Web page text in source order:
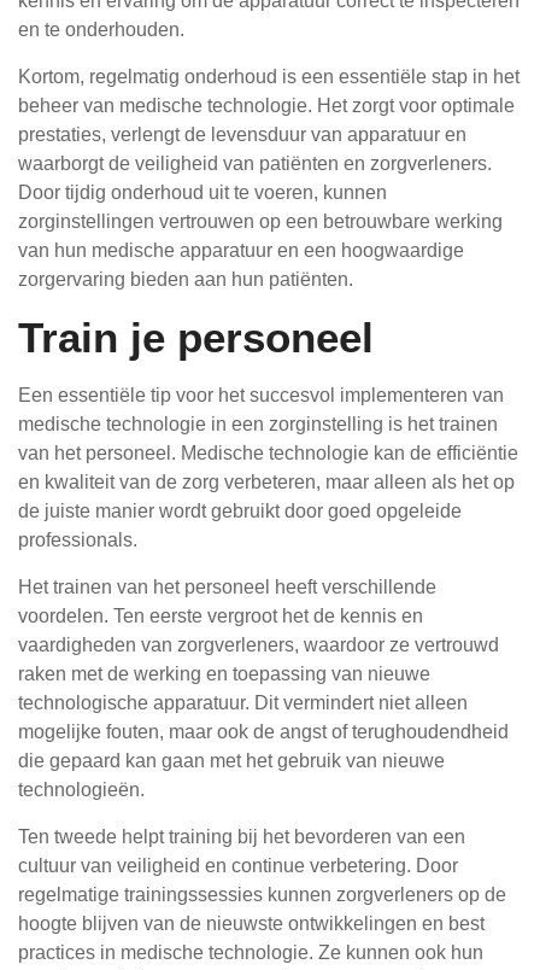
en te onderhouden.
Kortom, regelmatig onderhoud is een essentiële stap in het
beheer van medische technologie. Het zorgt voor optimale
prestaties, verlengt de levensduur van apparatuur en
waarborgt de veiligheid van patiënten en zorgverleners.
Door tijdig onderhoud uit te voeren, kunnen
zorginstellingen vertrouwen op een betrouwbare werking
van hun medische apparatuur en een hoogwaardige
zorgervaring bieden aan hun patiënten.
Train je personeel
Een essentiële tip voor het succesvol implementeren van
medische technologie in een zorginstelling is het trainen
van het personeel. Medische technologie kan de efficiëntie
en kwaliteit van de zorg verbeteren, maar alleen als het op
de juiste manier wordt gebruikt door goed opgeleide
professionals.
Het trainen van het personeel heeft verschillende
voordelen. Ten eerste vergroot het de kennis en
vaardigheden van zorgverleners, waardoor ze vertrouwd
raken met de werking en toepassing van nieuwe
technologische apparatuur. Dit vermindert niet alleen
mogelijke fouten, maar ook de angst of terughoudendheid
die gepaard kan gaan met het gebruik van nieuwe
technologieën.
Ten tweede helpt training bij het bevorderen van een
cultuur van veiligheid en continue verbetering. Door
regelmatige trainingssessies kunnen zorgverleners op de
hoogte blijven van de nieuwste ontwikkelingen en best
practices in medische technologie. Ze kunnen ook hun